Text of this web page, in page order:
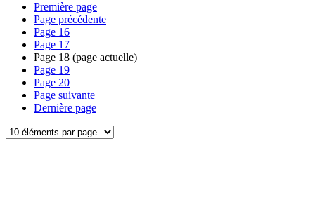
Première page
Page précédente
Page 16
Page 17
Page 18 (page actuelle)
Page 19
Page 20
Page suivante
Dernière page